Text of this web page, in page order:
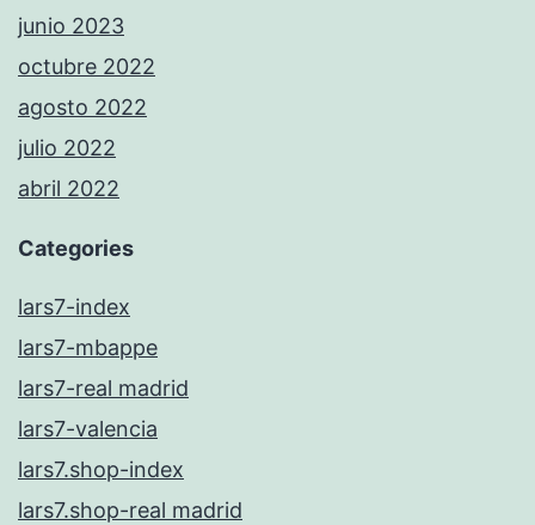
junio 2023
octubre 2022
agosto 2022
julio 2022
abril 2022
Categories
lars7-index
lars7-mbappe
lars7-real madrid
lars7-valencia
lars7.shop-index
lars7.shop-real madrid